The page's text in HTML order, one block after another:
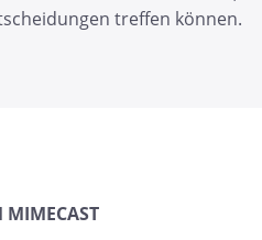
treffen können.
MIMECAST